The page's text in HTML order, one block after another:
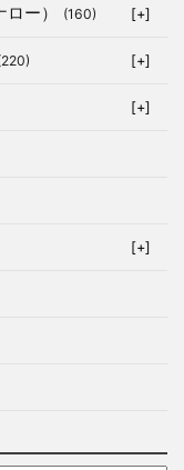
ー） (160) [+]
[+]
[+]
[+]